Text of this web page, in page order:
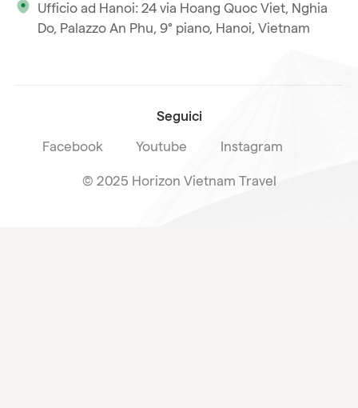
Iscriviti alla nostra
La nostra licenza internazionale
Ufficio ad Hanoi: 24 via Hoang Quoc Viet, Nghia
Do, Palazzo An Phu, 9° piano, Hanoi, Vietnam
Seguici
Facebook Youtube Instagram
© 2025 Horizon Vietnam Travel